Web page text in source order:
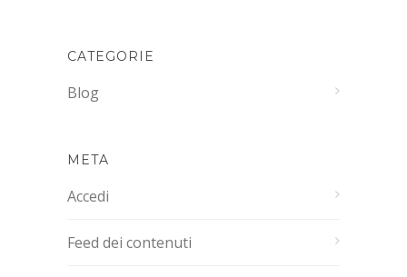
CATEGORIE
Blog
META
Accedi
Feed dei contenuti